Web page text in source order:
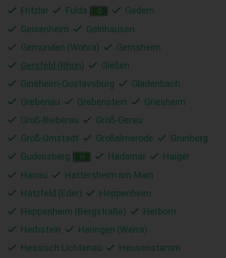
Fritzlar
Fulda G
Gedern
Geisenheim
Gelnhausen
Gemünden (Wohra)
Gernsheim
Gersfeld (Rhön)
Gießen
Ginsheim-Gustavsburg
Gladenbach
Grebenau
Grebenstein
Griesheim
Groß-Bieberau
Groß-Gerau
Groß-Umstadt
Großalmerode
Grünberg
Gudensberg
H Hadamar
Haiger
Hanau
Hattersheim am Main
Hatzfeld (Eder)
Heppenheim
Heppenheim (Bergstraße)
Herborn
Herbstein
Heringen (Werra)
Hessisch Lichtenau
Heusenstamm